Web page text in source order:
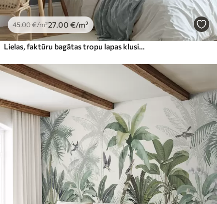
45.00€/m²27 .00 €/m²